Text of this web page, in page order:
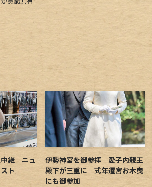
中継 ニュ
ト
伊勢神宮を御参拝 愛子内親王
殿下が三重に 式年遷宮お木曳
にも御参加